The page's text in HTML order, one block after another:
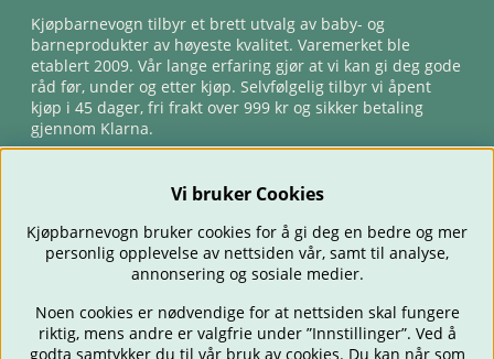
Kjøpbarnevogn tilbyr et brett utvalg av baby- og
barneprodukter av høyeste kvalitet. Varemerket ble
etablert 2009. Vår lange erfaring gjør at vi kan gi deg gode
råd før, under og etter kjøp. Selvfølgelig tilbyr vi åpent
kjøp i 45 dager, fri frakt over 999 kr og sikker betaling
gjennom Klarna.
BARNEVOGNER BILSTOLER BABY SPISE & MATE REISE
Vi bruker Cookies
Kjøpbarnevogn bruker cookies for å gi deg en bedre og mer
personlig opplevelse av nettsiden vår, samt til analyse,
annonsering og sosiale medier.
Noen cookies er nødvendige for at nettsiden skal fungere
riktig, mens andre er valgfrie under ”Innstillinger”. Ved å
godta samtykker du til vår bruk av cookies. Du kan når som